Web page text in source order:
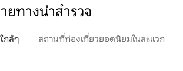
ยทางน่าสำรวจ
กล้ๆ สถานที่ท่องเที่ยวยอดนิยมในละแวก